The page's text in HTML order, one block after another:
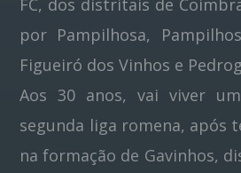
FC, dos distritais de
por Pampilhosa,
Figueiró dos Vinhos e
Aos 30 anos, vai viver
segunda liga romena, após
na formação de Gavinhos,